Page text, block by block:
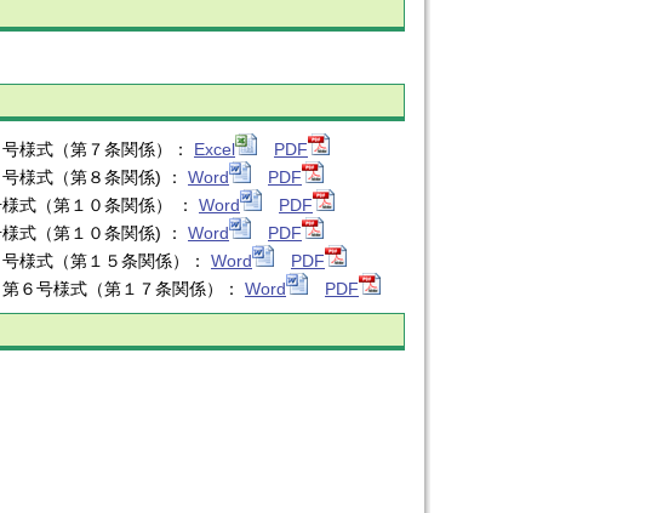
第７条関係）： Excel
PDF
（第８条関係) ： Word
PDF
式（第１０条関係） ： Word
PDF
（第１０条関係) ： Word
PDF
（第１５条関係）： Word
PDF
第１７条関係）： Word PDF